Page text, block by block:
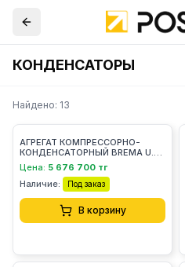
КОНДЕНСАТОРЫ
Найдено: 13
АГРЕГАТ КОМПРЕССОРНО-
КОНДЕНСАТОРНЫЙ BREMA U.R.
M600-800/G1000/C300
Цена: 5 676 700 тг
Наличие:
Под заказ
В корзину